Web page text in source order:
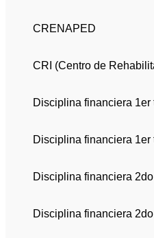
CRENAPED
CRI (Centro de
Disciplina financiera 1er
Disciplina financiera 1er
Disciplina financiera
Disciplina financiera